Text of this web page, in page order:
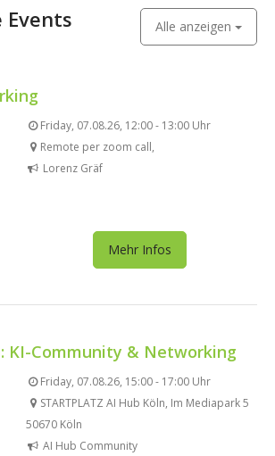
Events Alle anzeigen
Friday, 07.08.26, 12:00 - 13:00 Uhr
Remote per zoom call,
Lorenz Gräf
Mehr Infos
KI-Community & Networking
Friday, 07.08.26, 15:00 - 17:00 Uhr
STARTPLATZ AI Hub Köln, Im Mediapark 5
50670 Köln
AI Hub Community